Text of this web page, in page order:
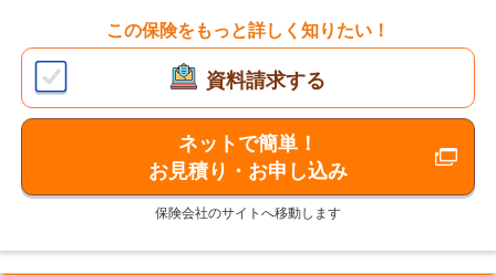
この保険をもっと詳しく知りたい！
資料請求する
ネットで簡単！
お見積り・お申し込み
保険会社のサイトへ移動します